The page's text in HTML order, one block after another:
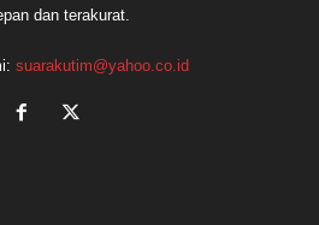
dan terakurat.
suarakutim@yahoo.co.id